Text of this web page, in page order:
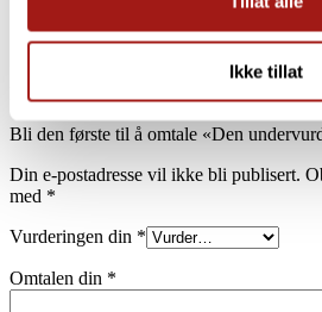
Ikke tillat
Omtaler
Det er ingen omtaler ennå.
Bli den første til å omtale «Den
Din e-postadresse vil ikke bli publisert.
med *
Vurderingen din *
Omtalen din *